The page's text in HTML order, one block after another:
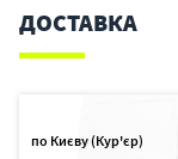
ДОСТАВКА
по Києву (Кур'єр)